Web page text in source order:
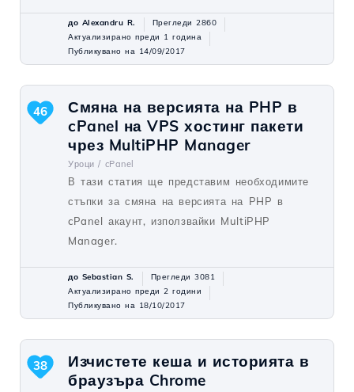
до Alexandru R.
Прегледи 2860
Актуализирано преди 1 година
Публикувано на 14/09/2017
Смяна на версията на PHP в
cPanel на VPS хостинг пакети
чрез MultiPHP Manager
Уроци / cPanel
В тази статия ще представим необходимите
стъпки за смяна на версията на PHP в
cPanel акаунт, използвайки MultiPHP
Manager.
46
до Sebastian S.
Прегледи 3081
Актуализирано преди 2 години
Публикувано на 18/10/2017
Изчистете кеша и историята в
браузъра Chrome
38